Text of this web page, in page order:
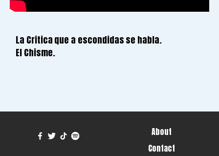
La Critica que a escondidas se habla.
El Chisme.
About
Contact